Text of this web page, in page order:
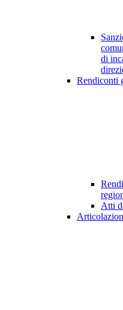
di
Rendiconti
Atti